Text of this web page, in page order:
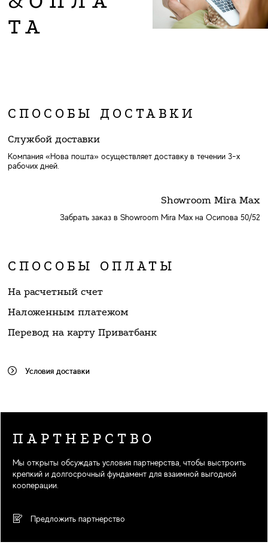
ТА
СПОСОБЫ ДОСТАВКИ
Службой доставки
Компания «Нова пошта» осуществляет доставку в течении 3-х
рабочих дней.
Showroom Mira Max
Забрать заказ в Showroom Mira Max на Осипова 50/52
СПОСОБЫ ОПЛАТЫ
На расчетный счет
Наложенным платежом
Перевод на карту Приватбанк
Условия доставки
ПАРТНЕРСТВО
Мы открыты обсуждать условия партнерства, чтобы выстроить
крепкий и долгосрочный фундамент для взаимной выгодной
кооперации.
Предложить партнерство